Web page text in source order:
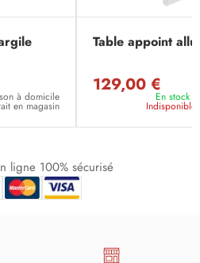
à domicile
en magasin
Table appoint
129,00 €
En stock
Indisponible
ligne 100% sécurisé